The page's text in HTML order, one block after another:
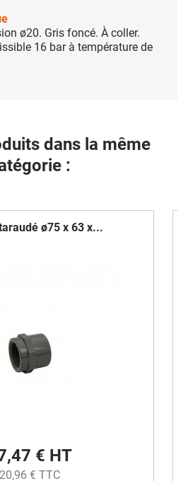
ø20. Gris foncé. À coller.
16 bar à température de
dans la même
:
ø75 x 63 x...
€ HT
20,96 € TTC